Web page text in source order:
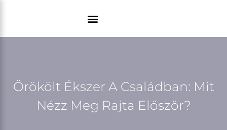
content
Örökölt Ékszer A Családban: Mit
Nézz Meg Rajta Először?